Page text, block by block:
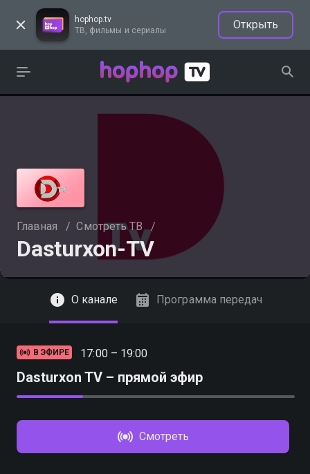
hophop.tv
ТВ, фильмы и сериалы
Открыть
Главная / Смотреть ТВ /
Dasturxon-TV
О канале Программа передач
В ЭФИРЕ 17:00 – 19:00
Dasturxon TV – прямой эфир
Смотреть